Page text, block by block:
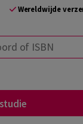
Wereldwijde
ISBN